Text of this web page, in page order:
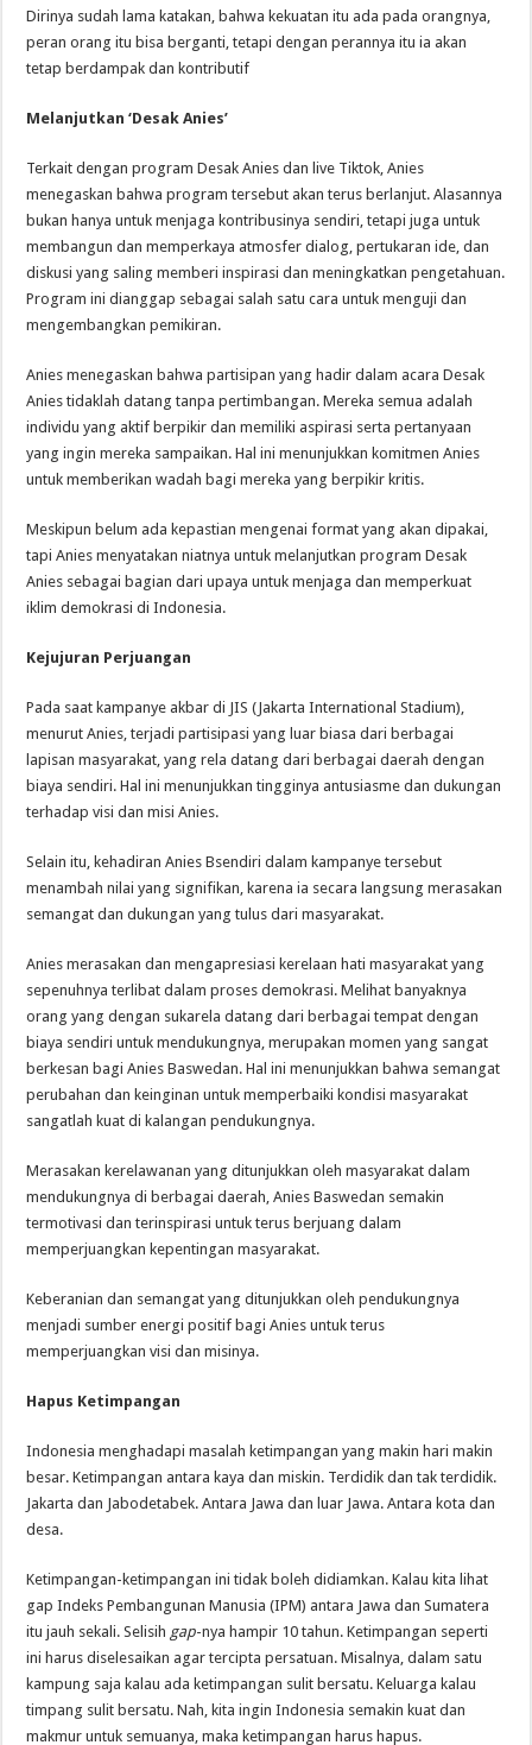
Dirinya sudah lama katakan, bahwa kekuatan itu ada pada orangnya,
peran orang itu bisa berganti, tetapi dengan perannya itu ia akan
tetap berdampak dan kontributif
Melanjutkan ‘Desak Anies’
Terkait dengan program Desak Anies dan live Tiktok, Anies
menegaskan bahwa program tersebut akan terus berlanjut. Alasannya
bukan hanya untuk menjaga kontribusinya sendiri, tetapi juga untuk
membangun dan memperkaya atmosfer dialog, pertukaran ide, dan
diskusi yang saling memberi inspirasi dan meningkatkan pengetahuan.
Program ini dianggap sebagai salah satu cara untuk menguji dan
mengembangkan pemikiran.
Anies menegaskan bahwa partisipan yang hadir dalam acara Desak
Anies tidaklah datang tanpa pertimbangan. Mereka semua adalah
individu yang aktif berpikir dan memiliki aspirasi serta pertanyaan
yang ingin mereka sampaikan. Hal ini menunjukkan komitmen Anies
untuk memberikan wadah bagi mereka yang berpikir kritis.
Meskipun belum ada kepastian mengenai format yang akan dipakai,
tapi Anies menyatakan niatnya untuk melanjutkan program Desak
Anies sebagai bagian dari upaya untuk menjaga dan memperkuat
iklim demokrasi di Indonesia.
Kejujuran Perjuangan
Pada saat kampanye akbar di JIS (Jakarta International Stadium),
menurut Anies, terjadi partisipasi yang luar biasa dari berbagai
lapisan masyarakat, yang rela datang dari berbagai daerah dengan
biaya sendiri. Hal ini menunjukkan tingginya antusiasme dan dukungan
terhadap visi dan misi Anies.
Selain itu, kehadiran Anies Bsendiri dalam kampanye tersebut
menambah nilai yang signifikan, karena ia secara langsung merasakan
semangat dan dukungan yang tulus dari masyarakat.
Anies merasakan dan mengapresiasi kerelaan hati masyarakat yang
sepenuhnya terlibat dalam proses demokrasi. Melihat banyaknya
orang yang dengan sukarela datang dari berbagai tempat dengan
biaya sendiri untuk mendukungnya, merupakan momen yang sangat
berkesan bagi Anies Baswedan. Hal ini menunjukkan bahwa semangat
perubahan dan keinginan untuk memperbaiki kondisi masyarakat
sangatlah kuat di kalangan pendukungnya.
Merasakan kerelawanan yang ditunjukkan oleh masyarakat dalam
mendukungnya di berbagai daerah, Anies Baswedan semakin
termotivasi dan terinspirasi untuk terus berjuang dalam
memperjuangkan kepentingan masyarakat.
Keberanian dan semangat yang ditunjukkan oleh pendukungnya
menjadi sumber energi positif bagi Anies untuk terus
memperjuangkan visi dan misinya.
Hapus Ketimpangan
Indonesia menghadapi masalah ketimpangan yang makin hari makin
besar. Ketimpangan antara kaya dan miskin. Terdidik dan tak terdidik.
Jakarta dan Jabodetabek. Antara Jawa dan luar Jawa. Antara kota dan
desa.
Ketimpangan-ketimpangan ini tidak boleh didiamkan. Kalau kita lihat
gap Indeks Pembangunan Manusia (IPM) antara Jawa dan Sumatera
itu jauh sekali. Selisih gap-nya hampir 10 tahun. Ketimpangan seperti
ini harus diselesaikan agar tercipta persatuan. Misalnya, dalam satu
kampung saja kalau ada ketimpangan sulit bersatu. Keluarga kalau
timpang sulit bersatu. Nah, kita ingin Indonesia semakin kuat dan
makmur untuk semuanya, maka ketimpangan harus hapus.